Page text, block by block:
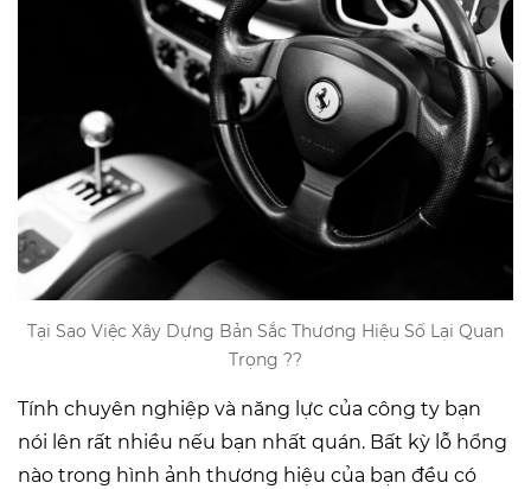
Tại Sao Việc Xây Dựng Bản Sắc Thương Hiệu Số Lại Quan
Trọng ??
Tính chuyên nghiệp và năng lực của công ty bạn
nói lên rất nhiều nếu bạn nhất quán. Bất kỳ lỗ hổng
nào trong hình ảnh thương hiệu của bạn đều có